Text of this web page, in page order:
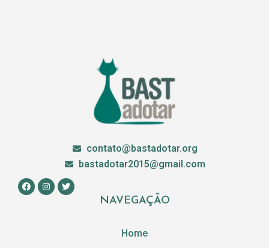
contato@bastadotar.org
bastadotar2015@gmail.com
NAVEGAÇÃO
Home